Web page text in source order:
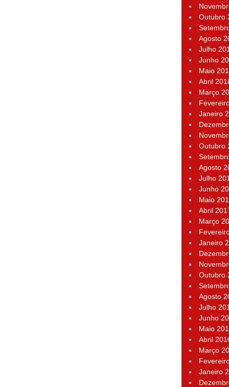
Outubro
Agosto
Julho
Junho
Maio
Abril
Março
Janeiro
Outubro
Agosto
Julho
Junho
Maio
Abril
Março
Janeiro
Outubro
Agosto
Julho
Junho
Maio
Abril
Março
Janeiro